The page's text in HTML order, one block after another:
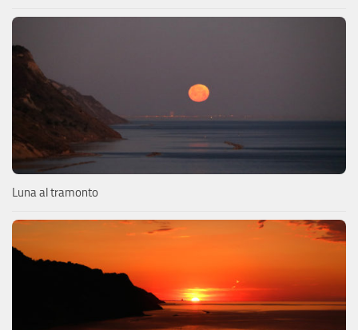
Luna al tramonto